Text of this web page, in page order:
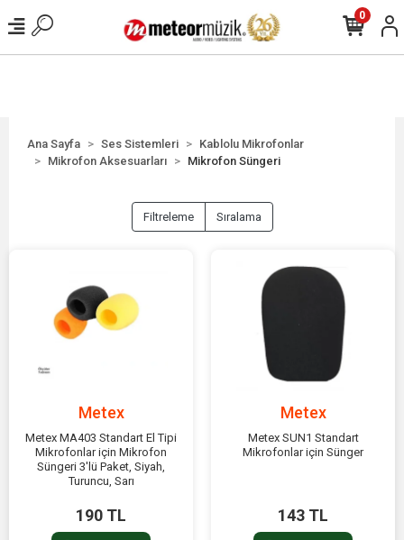
0
Ana Sayfa Ses Sistemleri
Kablolu Mikrofonlar
Mikrofon Aksesuarları
Mikrofon Süngeri
Filtreleme Sıralama
Metex
Metex MA403 Standart El Tipi
Mikrofonlar için Mikrofon
Süngeri 3'lü Paket, Siyah,
Turuncu, Sarı
190 TL
Metex
Metex SUN1 Standart
Mikrofonlar için Sünger
143 TL